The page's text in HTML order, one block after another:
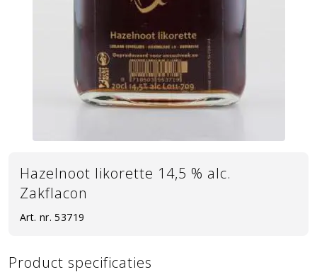
Hazelnoot likorette 14,5 % alc.
Zakflacon
Art. nr. 53719
Product specificaties